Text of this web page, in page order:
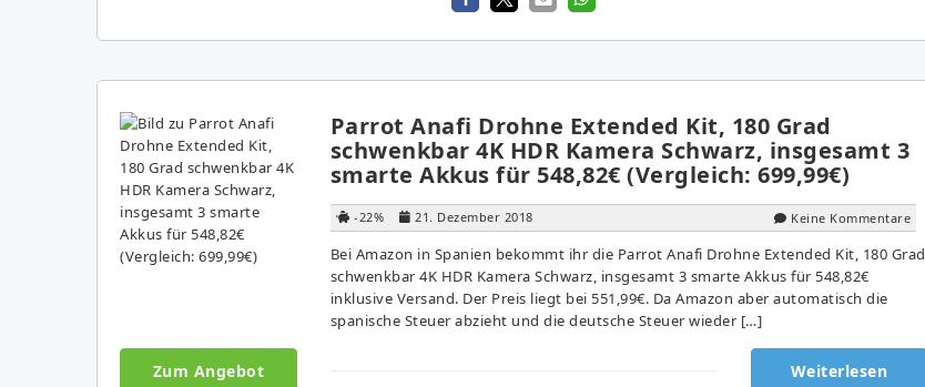
Parrot Anafi Drohne Extended Kit, 180 Grad
schwenkbar 4K HDR Kamera Schwarz, insgesamt 3
smarte Akkus für 548,82€ (Vergleich: 699,99€)
-22% 21. Dezember 2018 Keine Kommentare
Bei Amazon in Spanien bekommt ihr die Parrot Anafi Drohne Extended Kit, 180 Grad
schwenkbar 4K HDR Kamera Schwarz, insgesamt 3 smarte Akkus für 548,82€
inklusive Versand. Der Preis liegt bei 551,99€. Da Amazon aber automatisch die
spanische Steuer abzieht und die deutsche Steuer wieder […]
Zum Angebot Weiterlesen